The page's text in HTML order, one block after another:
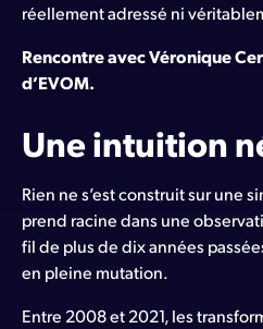
réellement adressé ni
Rencontre avec Véronique
d’EVOM.
Une intuition
Rien ne s’est construit sur une
prend racine dans une
fil de plus de dix années
en pleine mutation.
Entre 2008 et 2021, les